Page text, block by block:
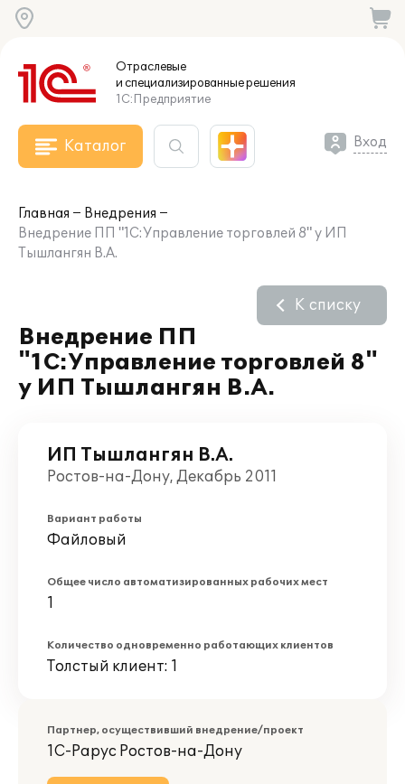
Отраслевые
и специализированныерешения
1С:Предприятие
Каталог Вход
Главная
Внедрения
Внедрение ПП "1С:Управление торговлей 8" у ИП
Тышлангян В.А.
Внедрение ПП
"1С:Управление торговлей 8"
у ИП Тышлангян В.А.
К списку
ИП Тышлангян В.А.
Ростов-на-Дону, Декабрь 2011
Вариант работы
Файловый
Общее число автоматизированных рабочих мест
1
Количество одновременно работающих клиентов
Толстый клиент: 1
Партнер, осуществивший внедрение/проект
1С-Рарус Ростов-на-Дону